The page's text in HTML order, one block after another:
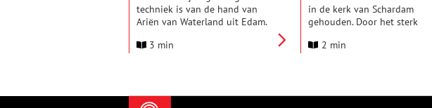
techniek is van de hand van
Ariën van Waterland uit Edam.
kunstenares met een grote
dijkdorpje Schardam bij
3 min
in de kerk van Schardam
gehouden. Door het sterk
moest de kerk sluiten. Na een
en Hans Mantje om er te
2 min